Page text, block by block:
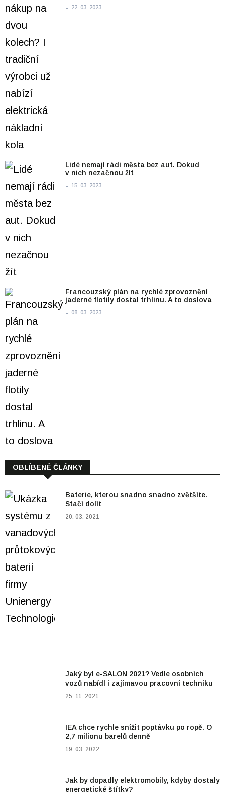
22. 03. 2023
Lidé nemají rádi města bez aut. Dokud
v nich nezačnou žít
15. 03. 2023
Francouzský plán na rychlé zprovoznění
jaderné flotily dostal trhlinu. A to doslova
08. 03. 2023
OBLÍBENÉ ČLÁNKY
Baterie, kterou snadno snadno zvětšíte.
Stačí dolít
20. 03. 2021
Jaký byl e-SALON 2021? Vedle osobních
vozů nabídl i zajímavou pracovní techniku
25. 11. 2021
IEA chce rychle snížit poptávku po ropě. O
2,7 milionu barelů denně
19. 03. 2022
Jak by dopadly elektromobily, kdyby dostaly
energetické štítky?